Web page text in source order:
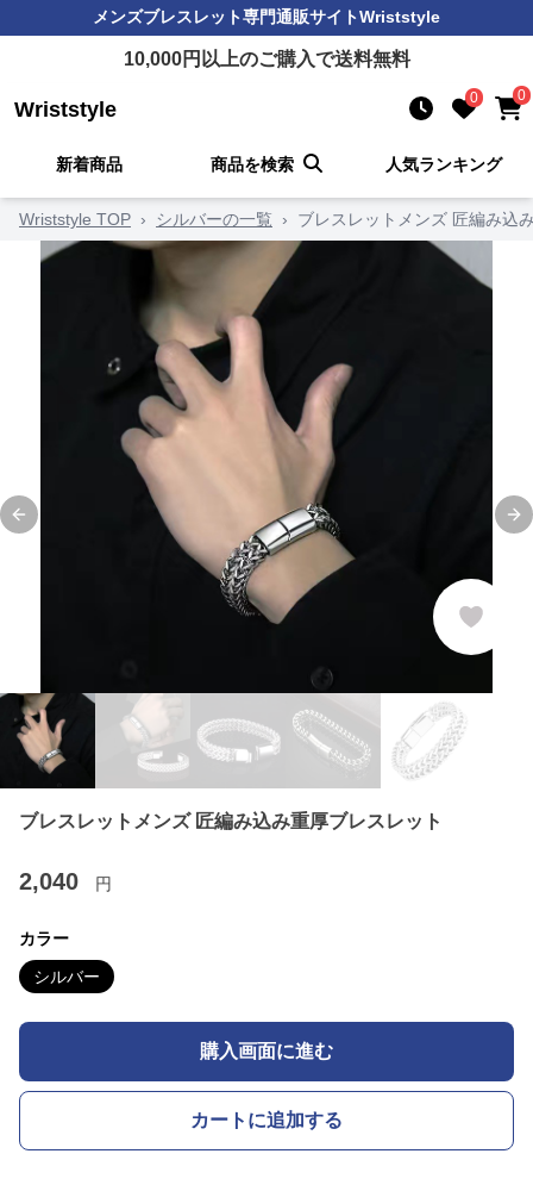
メンズブレスレット専門通販サイトWriststyle
10,000円以上のご購入で送料無料
Wriststyle 0 0
新着商品 商品を検索 人気ランキング
Wriststyle TOP › シルバーの一覧 › ブレスレットメンズ 匠編み込
Previous slide
ブレスレットメンズ 匠編み込み重厚ブレスレット
2,040 円
カラー
シルバー
購入画面に進む
カートに追加する